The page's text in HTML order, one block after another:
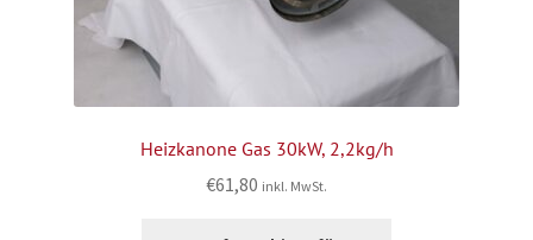
Heizkanone Gas 30kW, 2,2kg/h
€61,80 inkl. MwSt.